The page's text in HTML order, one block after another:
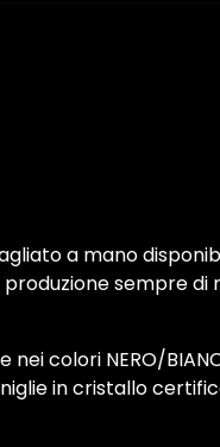
a mano
produzione sempre
colori NERO/
in cristallo